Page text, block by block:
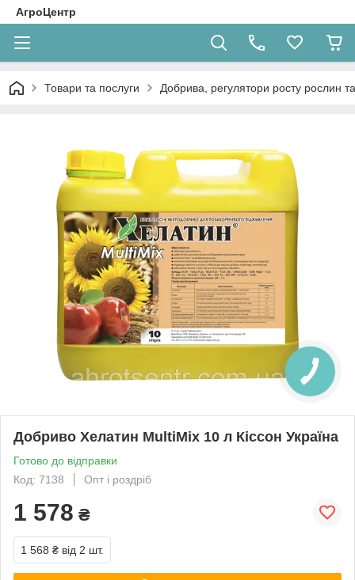
АгроЦентр
Товари та послуги Добрива, регулятори росту рослин
Добриво Хелатин MultiMix 10 л Кіссон Україна
Готово до відправки
Код: 7138
Опт і роздріб
1 578 ₴
1 568 ₴ від 2 шт.